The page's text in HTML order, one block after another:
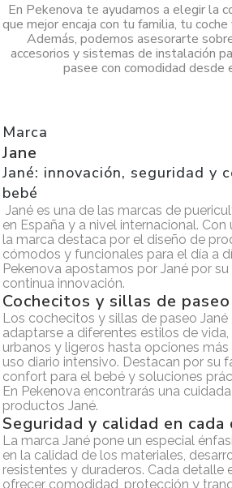
En Pekenova te ayudamos a elegir la
que mejor encaja con tu familia, tu
Además, podemos asesorarte
accesorios y sistemas de instalación
pasee con comodidad desde
Marca
Jane
Jané: innovación, seguridad y
bebé
Jané es una de las marcas de
en España y a nivel internacional.
la marca destaca por el diseño de
cómodos y funcionales para el día a
Pekenova apostamos por Jané por
continua innovación.
Cochecitos y sillas de paseo
Los cochecitos y sillas de paseo
adaptarse a diferentes estilos de
urbanos y ligeros hasta opciones
uso diario intensivo. Destacan por su
confort para el bebé y soluciones
En Pekenova encontrarás una
productos Jané.
Seguridad y calidad en
La marca Jané pone un especial
en la calidad de los materiales,
resistentes y duraderos. Cada detalle
ofrecer comodidad, protección y